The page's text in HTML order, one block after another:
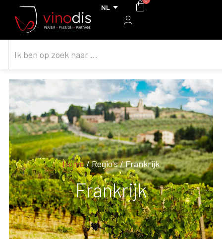
Home/ Regio's / Frankrijk
Frankrijk